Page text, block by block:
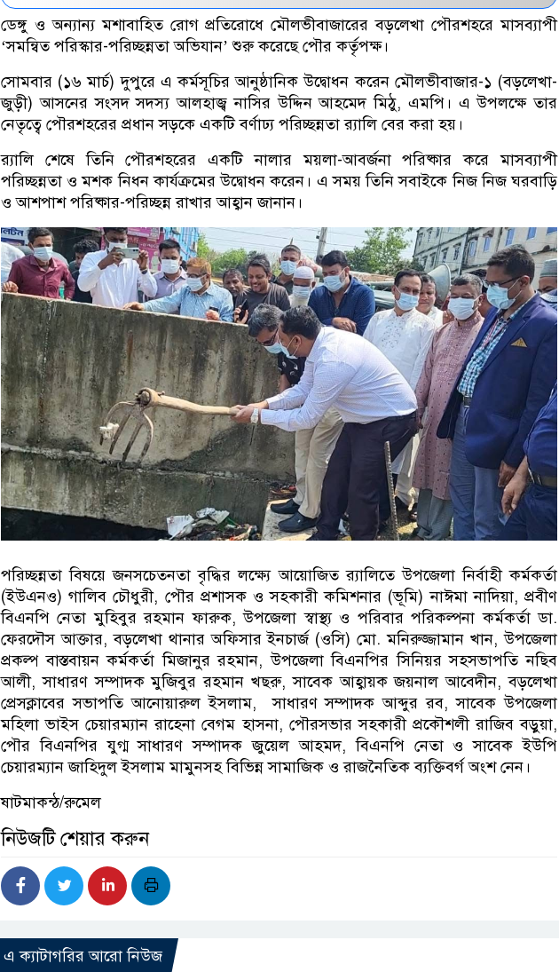
ডেঙ্গু ও অন্যান্য মশাবাহিত রোগ প্রতিরোধে মৌলভীবাজারের বড়লেখা পৌরশহরে মাসব্যাপী
‘সমন্বিত পরিস্কার-পরিচ্ছন্নতা অভিযান’ শুরু করেছে পৌর কর্তৃপক্ষ।
সোমবার (১৬ মার্চ) দুপুরে এ কর্মসূচির আনুষ্ঠানিক উদ্বোধন করেন মৌলভীবাজার-১ (বড়লেখা-
জুড়ী) আসনের সংসদ সদস্য আলহাজ্ব নাসির উদ্দিন আহমেদ মিঠু, এমপি। এ উপলক্ষে তার
নেতৃত্বে পৌরশহরের প্রধান সড়কে একটি বর্ণাঢ্য পরিচ্ছন্নতা র‌্যালি বের করা হয়।
র‍্যালি শেষে তিনি পৌরশহরের একটি নালার ময়লা-আবর্জনা পরিষ্কার করে মাসব্যাপী
পরিচ্ছন্নতা ও মশক নিধন কার্যক্রমের উদ্বোধন করেন। এ সময় তিনি সবাইকে নিজ নিজ ঘরবাড়ি
ও আশপাশ পরিষ্কার-পরিচ্ছন্ন রাখার আহ্বান জানান।
পরিচ্ছন্নতা বিষয়ে জনসচেতনতা বৃদ্ধির লক্ষ্যে আয়োজিত র‌্যালিতে উপজেলা নির্বাহী কর্মকর্তা
(ইউএনও) গালিব চৌধুরী, পৌর প্রশাসক ও সহকারী কমিশনার (ভূমি) নাঈমা নাদিয়া, প্রবীণ
বিএনপি নেতা মুহিবুর রহমান ফারুক, উপজেলা স্বাস্থ্য ও পরিবার পরিকল্পনা কর্মকর্তা ডা.
ফেরদৌস আক্তার, বড়লেখা থানার অফিসার ইনচার্জ (ওসি) মো. মনিরুজ্জামান খান, উপজেলা
প্রকল্প বাস্তবায়ন কর্মকর্তা মিজানুর রহমান, উপজেলা বিএনপির সিনিয়র সহসভাপতি নছিব
আলী, সাধারণ সম্পাদক মুজিবুর রহমান খছরু, সাবেক আহ্বায়ক জয়নাল আবেদীন, বড়লেখা
প্রেসক্লাবের সভাপতি আনোয়ারুল ইসলাম,
সাধারণ সম্পাদক আব্দুর রব, সাবেক উপজেলা
মহিলা ভাইস চেয়ারম্যান রাহেনা বেগম হাসনা, পৌরসভার সহকারী প্রকৌশলী রাজিব বড়ুয়া,
পৌর বিএনপির যুগ্ম সাধারণ সম্পাদক জুয়েল আহমদ, বিএনপি নেতা ও সাবেক ইউপি
চেয়ারম্যান জাহিদুল ইসলাম মামুনসহ বিভিন্ন সামাজিক ও রাজনৈতিক ব্যক্তিবর্গ অংশ নেন।
ষাটমাকন্ঠ/রুমেল
নিউজটি শেয়ার করুন
এ ক্যাটাগরির আরো নিউজ